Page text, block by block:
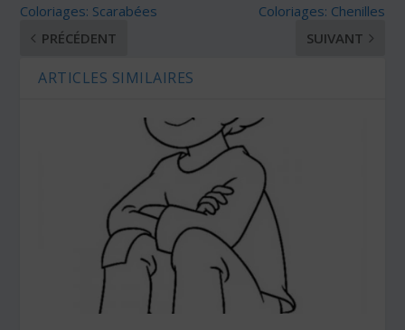
Coloriages: Scarabées
PRÉCÉDENT
Coloriages: Chenilles
SUIVANT
ARTICLES SIMILAIRES